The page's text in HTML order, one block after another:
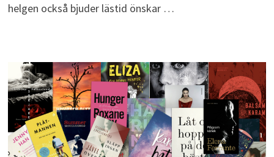
helgen också bjuder lästid önskar …